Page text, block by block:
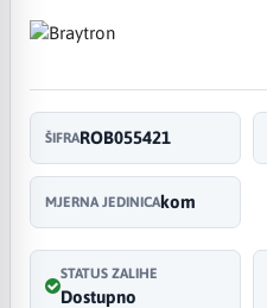
ŠIFRAROB055421
MJERNA JEDINICAkom
STATUS ZALIHE
Dostupno